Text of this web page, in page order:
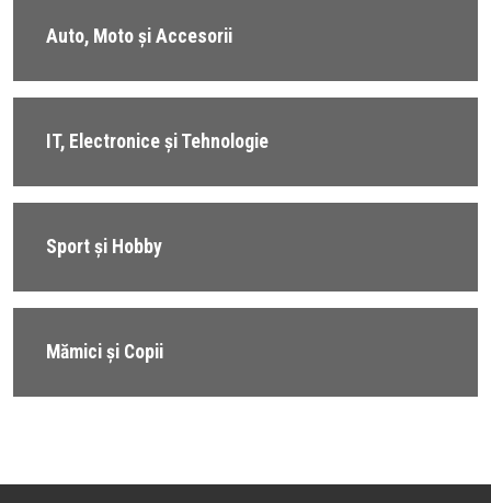
Auto, Moto și Accesorii
IT, Electronice și Tehnologie
Sport și Hobby
Mămici și Copii